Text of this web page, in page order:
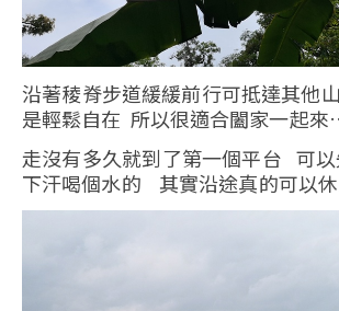
沿著稜脊步道緩緩前行可抵達其他
是輕鬆自在 所以很適合闔家一起
走沒有多久就到了第一個平台 可
下汗喝個水的 其實沿途真的可以